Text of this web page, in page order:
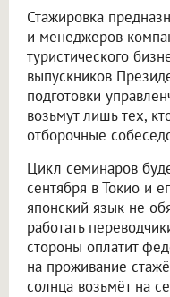
Стажировка
и менеджеров
туристического
выпускников
подготовки
возьмут лишь тех,
отборочные
Цикл семинаров
сентября в Токио и
японский язык не
работать
стороны оплатит
на проживание
солнца возьмёт на